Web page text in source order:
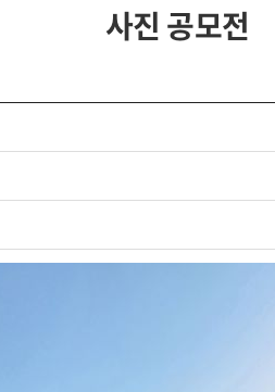
사진 공모전